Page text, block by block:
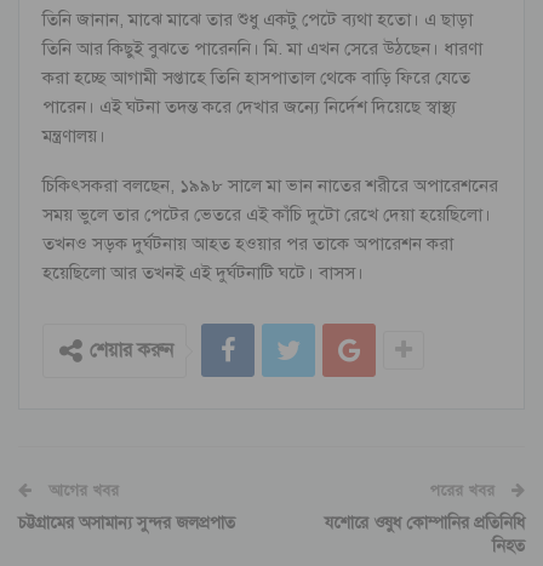
তিনি জানান, মাঝে মাঝে তার শুধু একটু পেটে ব্যথা হতো। এ ছাড়া
তিনি আর কিছুই বুঝতে পারেননি। মি. মা এখন সেরে উঠছেন। ধারণা
করা হচ্ছে আগামী সপ্তাহে তিনি হাসপাতাল থেকে বাড়ি ফিরে যেতে
পারেন। এই ঘটনা তদন্ত করে দেখার জন্যে নির্দেশ দিয়েছে স্বাস্থ্য
মন্ত্রণালয়।
চিকিৎসকরা বলছেন, ১৯৯৮ সালে মা ভান নাতের শরীরে অপারেশনের
সময় ভুলে তার পেটের ভেতরে এই কাঁচি দুটো রেখে দেয়া হয়েছিলো।
তখনও সড়ক দুর্ঘটনায় আহত হওয়ার পর তাকে অপারেশন করা
হয়েছিলো আর তখনই এই দুর্ঘটনাটি ঘটে। বাসস।
শেয়ার করুন
আগের খবর
চট্টগ্রামের অসামান্য সুন্দর জলপ্রপাত
পরের খবর
যশোরে ওষুধ কোম্পানির প্রতিনিধি
নিহত